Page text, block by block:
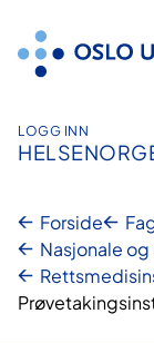
innhold
LOGG INN
Forside
Nasjonale